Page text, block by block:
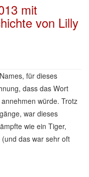
mit
von Lilly
für dieses
dass das Wort
würde. Trotz
war dieses
wie ein Tiger,
das war sehr oft